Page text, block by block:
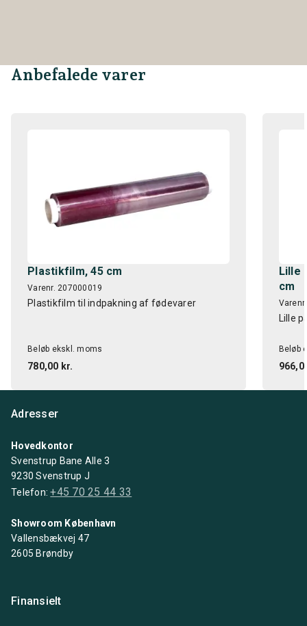
Anbefalede varer
Plastikfilm, 45 cm
Varenr. 207000019
Plastikfilm til indpakning af fødevarer
Beløb ekskl. moms
780,00 kr.
Lille
cm
Lille
Beløb
Adresser
Hovedkontor
Svenstrup Bane Alle 3
9230 Svenstrup J
Telefon:+45 70 25 44 33
Showroom København
Vallensbækvej 47
2605 Brøndby
Finansielt